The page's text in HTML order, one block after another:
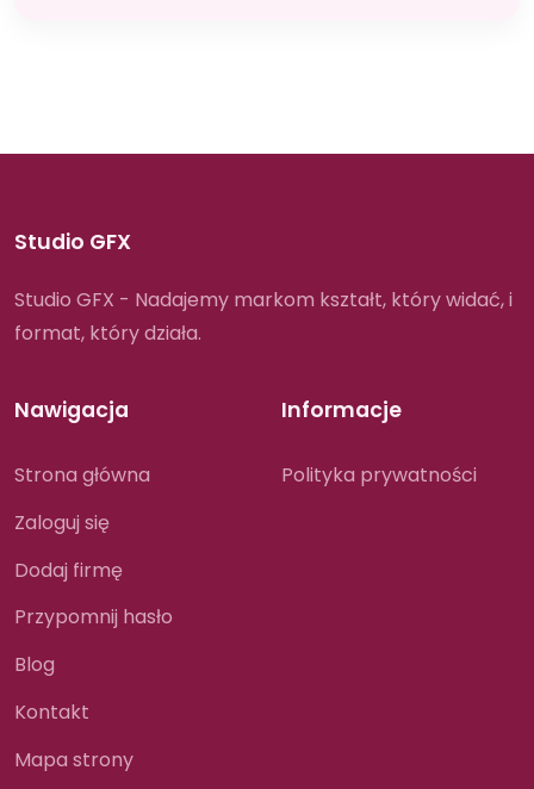
Studio GFX
Studio GFX - Nadajemy markom kształt, który widać, i
format, który działa.
Nawigacja
Strona główna
Zaloguj się
Dodaj firmę
Przypomnij hasło
Blog
Kontakt
Mapa strony
Informacje
Polityka prywatności